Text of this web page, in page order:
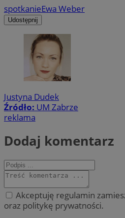
spotkanieEwa Weber
Udostępnij
Justyna Dudek
Źródło: UM Zabrze
reklama
Dodaj komentarz
Akceptuję regulamin
oraz politykę prywatności.